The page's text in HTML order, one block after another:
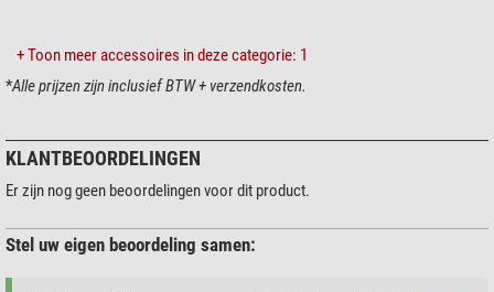
+ Toon meer accessoires in deze categorie: 1
*Alle prijzen zijn inclusief BTW + verzendkosten.
KLANTBEOORDELINGEN
Er zijn nog geen beoordelingen voor dit product.
Stel uw eigen beoordeling samen: